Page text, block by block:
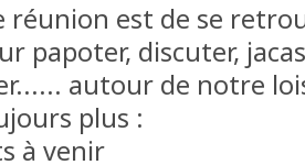
réunion est de se
papoter, discuter,
autour de notre
plus :
à venir